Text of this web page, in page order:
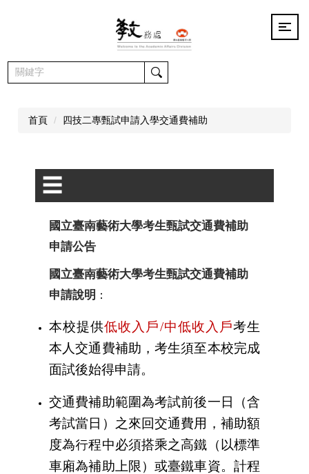
內
容
首頁 四技二專甄試申請入學交通費補助
☰
國立臺南藝術大學考生甄試交通費補助
申請公告
國立臺南藝術大學考生甄試交通費補助
申請說明 ：
本校提供低收入戶/中低收入戶考生
本人交通費補助，考生須至本校完成
面試後始得申請。
交通費補助範圍為考試前後一日（含
考試當日）之來回交通費用，補助額
度為行程中必須搭乘之高鐵（以標準
車廂為補助上限）或臺鐵車資。計程